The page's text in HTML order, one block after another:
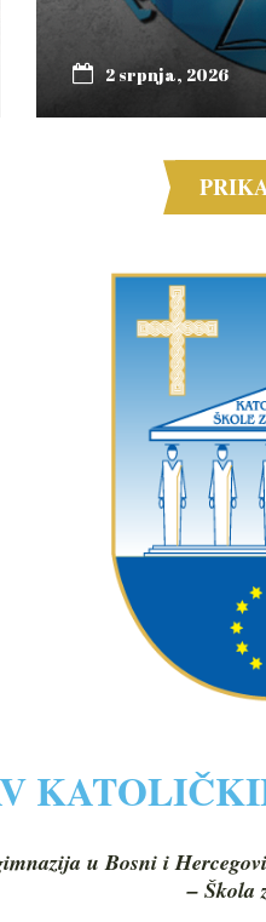
2 srpnja, 2026
u Bosni i
– Škola